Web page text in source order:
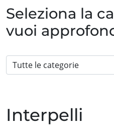
Seleziona la
vuoi
Interpelli